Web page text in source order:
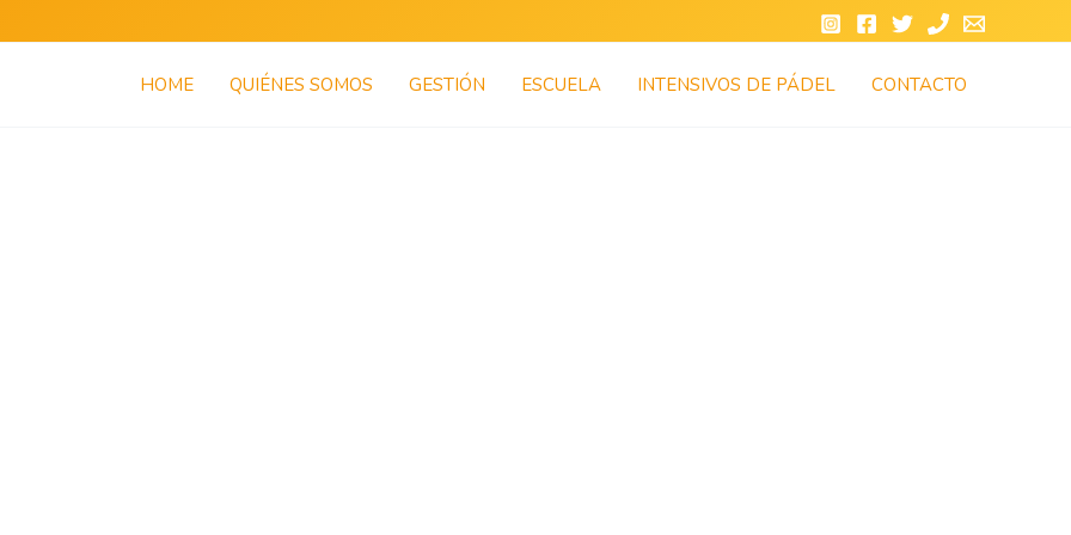
HOME QUIÉNES SOMOS GESTIÓN ESCUELA INTENSIVOS DE PÁDEL CONTACTO